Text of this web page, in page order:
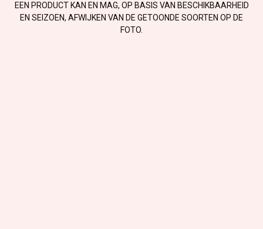
EEN PRODUCT KAN EN MAG, OP BASIS VAN BESCHIKBAARHEID
EN SEIZOEN, AFWIJKEN VAN DE GETOONDE SOORTEN OP DE
FOTO.